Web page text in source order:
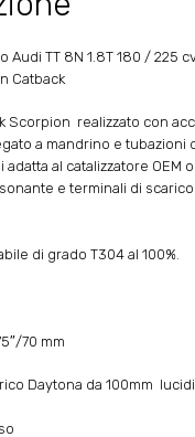
Audi TT 8N 1.8T 180 / 225
Catback
Scorpion realizzato con
a mandrino e tubazioni
adatta al catalizzatore OEM
e terminali di scarico
di grado T304 al 100%.
70 mm
Daytona da 100mm lucidi